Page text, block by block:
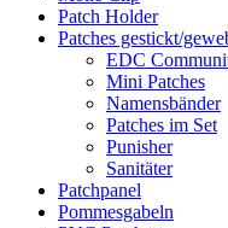
Patch Holder
Patches gestickt/
EDC
Mini Patches
Namensbänder
Patches im Set
Punisher
Sanitäter
Patchpanel
Pommesgabeln